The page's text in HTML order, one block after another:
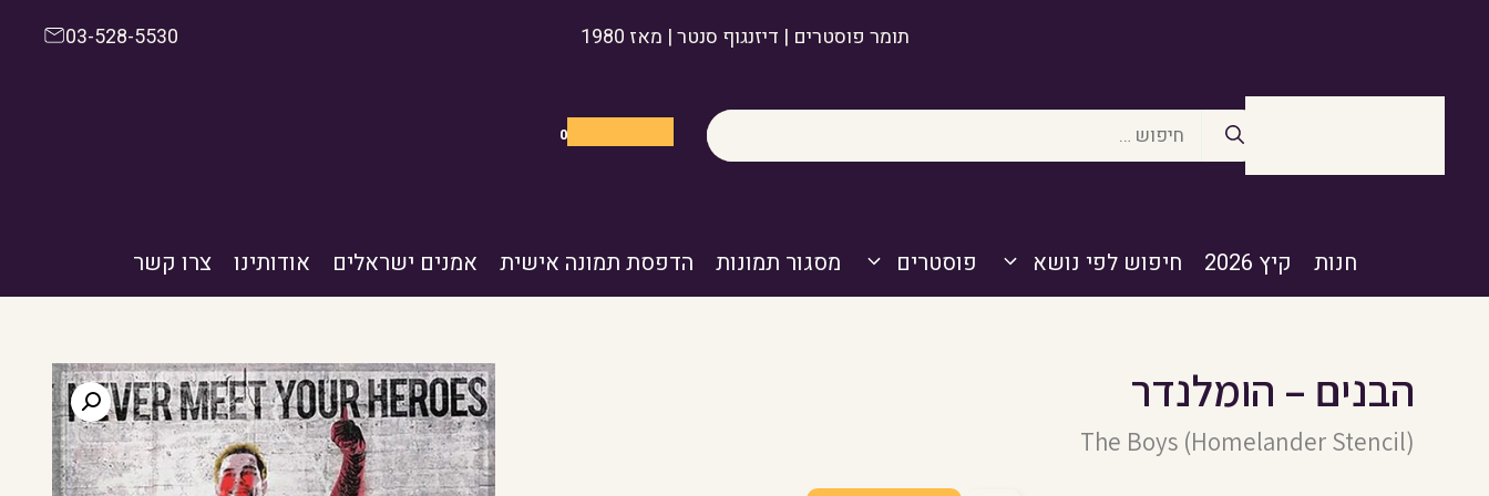
תומר פוסטרים | דיזנגוף סנטר | מאז 1980 03-528-5530
0
חנות קיץ 2026 חיפוש לפי נושא פוסטרים מסגור תמונות הדפסת תמונה אישית אמנים ישראלים אודותינו צרו קשר
הבנים – הומלנדר
The Boys (Homelander Stencil)